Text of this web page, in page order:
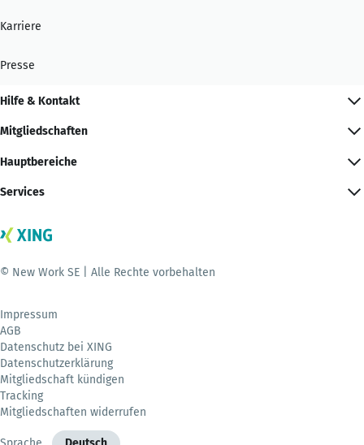
Karriere
Presse
Hilfe & Kontakt
Mitgliedschaften
Hauptbereiche
Services
© New Work SE | Alle Rechte vorbehalten
Impressum
AGB
Datenschutz bei XING
Datenschutzerklärung
Mitgliedschaft kündigen
Tracking
Mitgliedschaften widerrufen